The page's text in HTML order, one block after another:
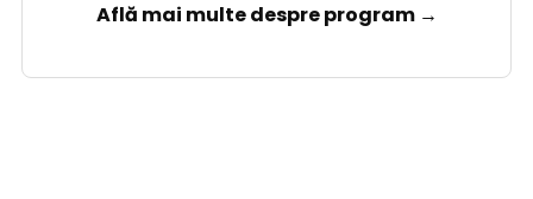
Află mai multe despre program →